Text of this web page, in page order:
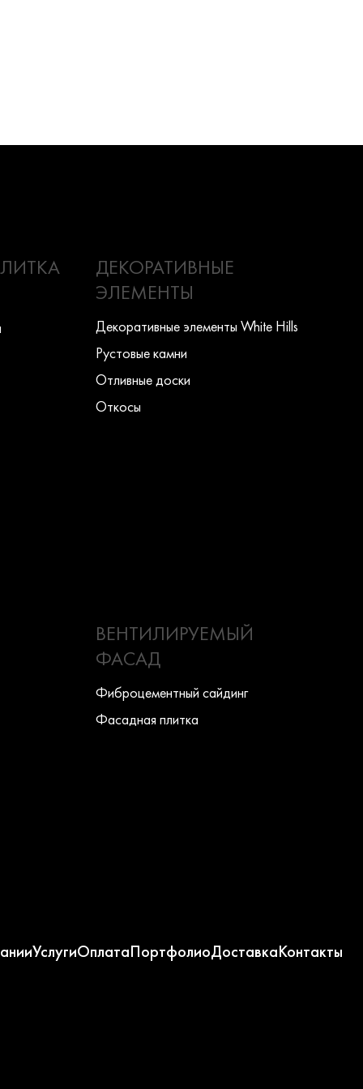
ДЕКОРАТИВНЫЕ
ЭЛЕМЕНТЫ
Декоративные элементы White Hills
Рустовые камни
Отливные доски
Откосы
ВЕНТИЛИРУЕМЫЙ
ФАСАД
Фиброцементный сайдинг
Фасадная плитка
УслугиОплатаПортфолиоДоставкаКонтакты